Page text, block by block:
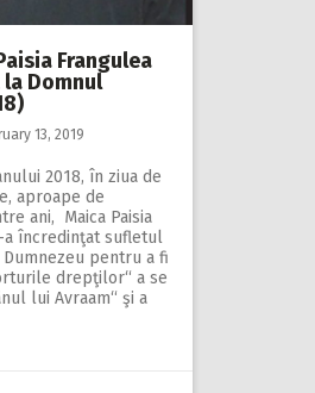
Frangulea
Domnul
13, 2019
2018, în ziua de
aproape de
ani, Maica Paisia
a încredinţat sufletul
pentru a fi
drepţilor“ a se
lui Avraam“ şi a